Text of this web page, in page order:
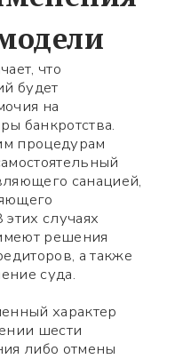
что
будет
на
банкротства.
процедурам
санацией,
случаях
решения
а также
суда.
характер
шести
либо отмены